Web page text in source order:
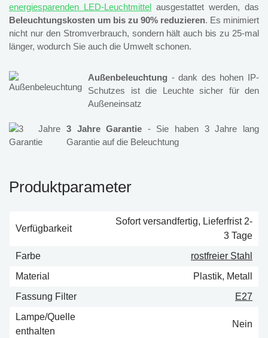
energiesparenden LED-Leuchtmittel ausgestattet werden, das
Beleuchtungskosten um bis zu 90% reduzieren. Es minimiert
nicht nur den Stromverbrauch, sondern hält auch bis zu 25-mal
länger, wodurch Sie auch die Umwelt schonen.
Außenbeleuchtung - dank des hohen IP-
Schutzes ist die Leuchte sicher für den
Außeneinsatz
3 Jahre Garantie - Sie haben 3 Jahre lang
Garantie auf die Beleuchtung
Produktparameter
Verfügbarkeit
Sofort versandfertig, Lieferfrist 2-
3 Tage
Farbe
rostfreier Stahl
Material
Plastik, Metall
Fassung Filter
E27
Lampe/Quelle
enthalten
Nein